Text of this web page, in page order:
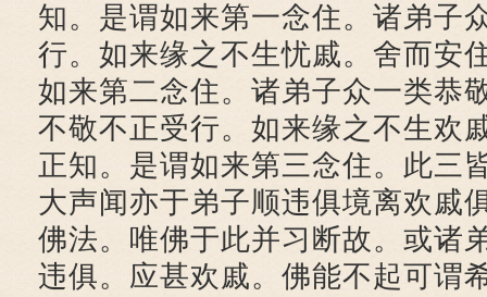
知。是谓如来第一念住。诸弟子
行。如来缘之不生忧戚。舍而安
如来第二念住。诸弟子众一类恭
不敬不正受行。如来缘之不生欢
正知。是谓如来第三念住。此三
大声闻亦于弟子顺违俱境离欢戚
佛法。唯佛于此并习断故。或诸
违俱。应甚欢戚。佛能不起可谓